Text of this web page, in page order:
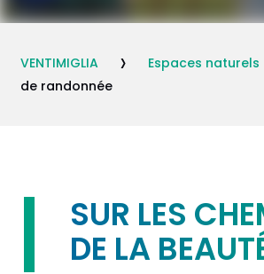
VENTIMIGLIA › Espaces naturels
de randonnée
SUR LES
DE LA